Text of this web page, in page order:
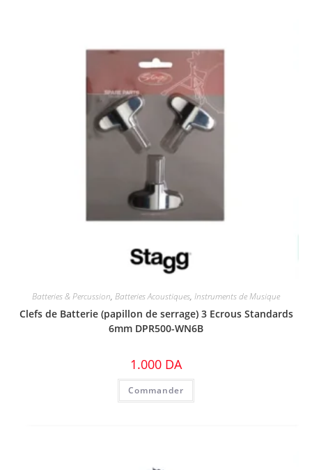
Batteries & Percussion, Batteries Acoustiques, Instruments de Musique
Clefs de Batterie (papillon de serrage) 3 Ecrous Standards
6mm DPR500-WN6B
1.000 DA
Commander